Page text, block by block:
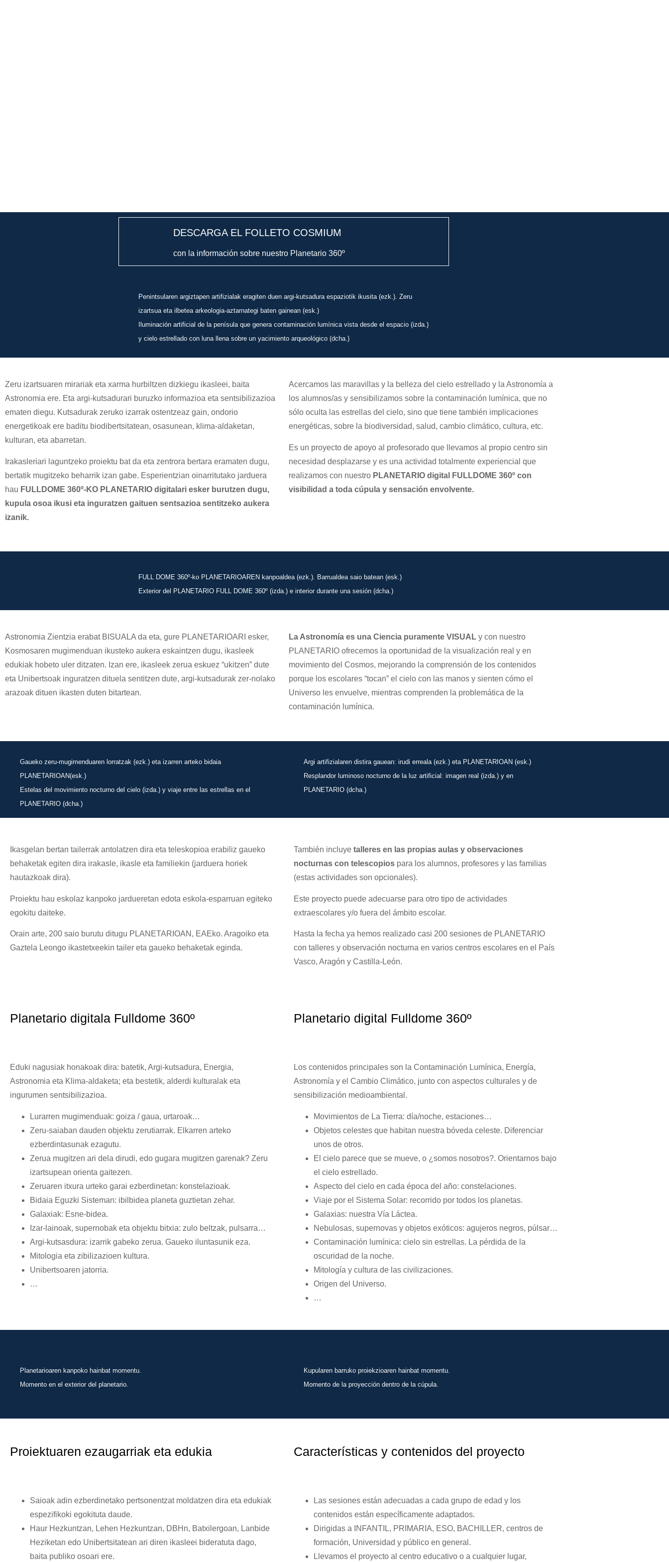
DESCARGA EL FOLLETO COSMIUM
con la información sobre nuestro Planetario 360º
Penintsularen argiztapen artifizialak eragiten duen argi-kutsadura espaziotik ikusita (ezk.). Zeru
izartsua eta ilbetea arkeologia-aztarnategi baten gainean (esk.)
Iluminación artificial de la penísula que genera contaminación lumínica vista desde el espacio (izda.)
y cielo estrellado con luna llena sobre un yacimiento arqueológico (dcha.)
Zeru izartsuaren mirariak eta xarma hurbiltzen dizkiegu ikasleei, baita
Astronomia ere. Eta argi-kutsadurari buruzko informazioa eta sentsibilizazioa
ematen diegu. Kutsadurak zeruko izarrak ostentzeaz gain, ondorio
energetikoak ere baditu biodibertsitatean, osasunean, klima-aldaketan,
kulturan, eta abarretan.
Irakasleriari laguntzeko proiektu bat da eta zentrora bertara eramaten dugu,
bertatik mugitzeko beharrik izan gabe. Esperientzian oinarritutako jarduera
hau FULLDOME 360º-KO PLANETARIO digitalari esker burutzen dugu,
kupula osoa ikusi eta inguratzen gaituen sentsazioa sentitzeko aukera
izanik.
Acercamos las maravillas y la belleza del cielo estrellado y la Astronomía a
los alumnos/as y sensibilizamos sobre la contaminación lumínica, que no
sólo oculta las estrellas del cielo, sino que tiene también implicaciones
energéticas, sobre la biodiversidad, salud, cambio climático, cultura, etc.
Es un proyecto de apoyo al profesorado que llevamos al propio centro sin
necesidad desplazarse y es una actividad totalmente experiencial que
realizamos con nuestro PLANETARIO digital FULLDOME 360º con
visibilidad a toda cúpula y sensación envolvente.
FULL DOME 360º-ko PLANETARIOAREN kanpoaldea (ezk.). Barrualdea saio batean (esk.)
Exterior del PLANETARIO FULL DOME 360º (izda.) e interior durante una sesión (dcha.)
Astronomia Zientzia erabat BISUALA da eta, gure PLANETARIOARI esker,
Kosmosaren mugimenduan ikusteko aukera eskaintzen dugu, ikasleek
edukiak hobeto uler ditzaten. Izan ere, ikasleek zerua eskuez “ukitzen” dute
eta Unibertsoak inguratzen dituela sentitzen dute, argi-kutsadurak zer-nolako
arazoak dituen ikasten duten bitartean.
La Astronomía es una Ciencia puramente VISUAL y con nuestro
PLANETARIO ofrecemos la oportunidad de la visualización real y en
movimiento del Cosmos, mejorando la comprensión de los contenidos
porque los escolares “tocan” el cielo con las manos y sienten cómo el
Universo les envuelve, mientras comprenden la problemática de la
contaminación lumínica.
Gaueko zeru-mugimenduaren lorratzak (ezk.) eta izarren arteko bidaia
PLANETARIOAN(esk.)
Estelas del movimiento nocturno del cielo (izda.) y viaje entre las estrellas en el
PLANETARIO (dcha.)
Argi artifizialaren distira gauean: irudi erreala (ezk.) eta PLANETARIOAN (esk.)
Resplandor luminoso nocturno de la luz artificial: imagen real (izda.) y en
PLANETARIO (dcha.)
Ikasgelan bertan tailerrak antolatzen dira eta teleskopioa erabiliz gaueko
behaketak egiten dira irakasle, ikasle eta familiekin (jarduera horiek
hautazkoak dira).
Proiektu hau eskolaz kanpoko jardueretan edota eskola-esparruan egiteko
egokitu daiteke.
Orain arte, 200 saio burutu ditugu PLANETARIOAN, EAEko. Aragoiko eta
Gaztela Leongo ikastetxeekin tailer eta gaueko behaketak eginda.
También incluye talleres en las propias aulas y observaciones
nocturnas con telescopios para los alumnos, profesores y las familias
(estas actividades son opcionales).
Este proyecto puede adecuarse para otro tipo de actividades
extraescolares y/o fuera del ámbito escolar.
Hasta la fecha ya hemos realizado casi 200 sesiones de PLANETARIO
con talleres y observación nocturna en varios centros escolares en el País
Vasco, Aragón y Castilla-León.
Planetario digitala Fulldome 360º Planetario digital Fulldome 360º
Eduki nagusiak honakoak dira: batetik, Argi-kutsadura, Energia,
Astronomia eta Klima-aldaketa; eta bestetik, alderdi kulturalak eta
ingurumen sentsibilizazioa.
Lurarren mugimenduak: goiza / gaua, urtaroak…
Zeru-saiaban dauden objektu zerutiarrak. Elkarren arteko
ezberdintasunak ezagutu.
Zerua mugitzen ari dela dirudi, edo gugara mugitzen garenak? Zeru
izartsupean orienta gaitezen.
Zeruaren itxura urteko garai ezberdinetan: konstelazioak.
Bidaia Eguzki Sisteman: ibilbidea planeta guztietan zehar.
Galaxiak: Esne-bidea.
Izar-lainoak, supernobak eta objektu bitxia: zulo beltzak, pulsarra…
Argi-kutsasdura: izarrik gabeko zerua. Gaueko iluntasunik eza.
Mitologia eta zibilizazioen kultura.
Unibertsoaren jatorria.
…
Los contenidos principales son la Contaminación Lumínica, Energía,
Astronomía y el Cambio Climático, junto con aspectos culturales y de
sensibilización medioambiental.
Movimientos de La Tierra: día/noche, estaciones…
Objetos celestes que habitan nuestra bóveda celeste. Diferenciar
unos de otros.
El cielo parece que se mueve, o ¿somos nosotros?. Orientarnos bajo
el cielo estrellado.
Aspecto del cielo en cada época del año: constelaciones.
Viaje por el Sistema Solar: recorrido por todos los planetas.
Galaxias: nuestra Vía Láctea.
Nebulosas, supernovas y objetos exóticos: agujeros negros, púlsar…
Contaminación lumínica: cielo sin estrellas. La pérdida de la
oscuridad de la noche.
Mitología y cultura de las civilizaciones.
Origen del Universo.
…
Planetarioaren kanpoko hainbat momentu.
Momento en el exterior del planetario.
Kupularen barruko proiekzioaren hainbat momentu.
Momento de la proyección dentro de la cúpula.
Proiektuaren ezaugarriak eta edukia Características y contenidos del proyecto
Saioak adin ezberdinetako pertsonentzat moldatzen dira eta edukiak
espezifikoki egokituta daude.
Haur Hezkuntzan, Lehen Hezkuntzan, DBHn, Batxilergoan, Lanbide
Heziketan edo Unibertsitatean ari diren ikasleei bideratuta dago,
baita publiko osoari ere.
Las sesiones están adecuadas a cada grupo de edad y los
contenidos están específicamente adaptados.
Dirigidas a INFANTIL, PRIMARIA, ESO, BACHILLER, centros de
formación, Universidad y público en general.
Llevamos el proyecto al centro educativo o a cualquier lugar,